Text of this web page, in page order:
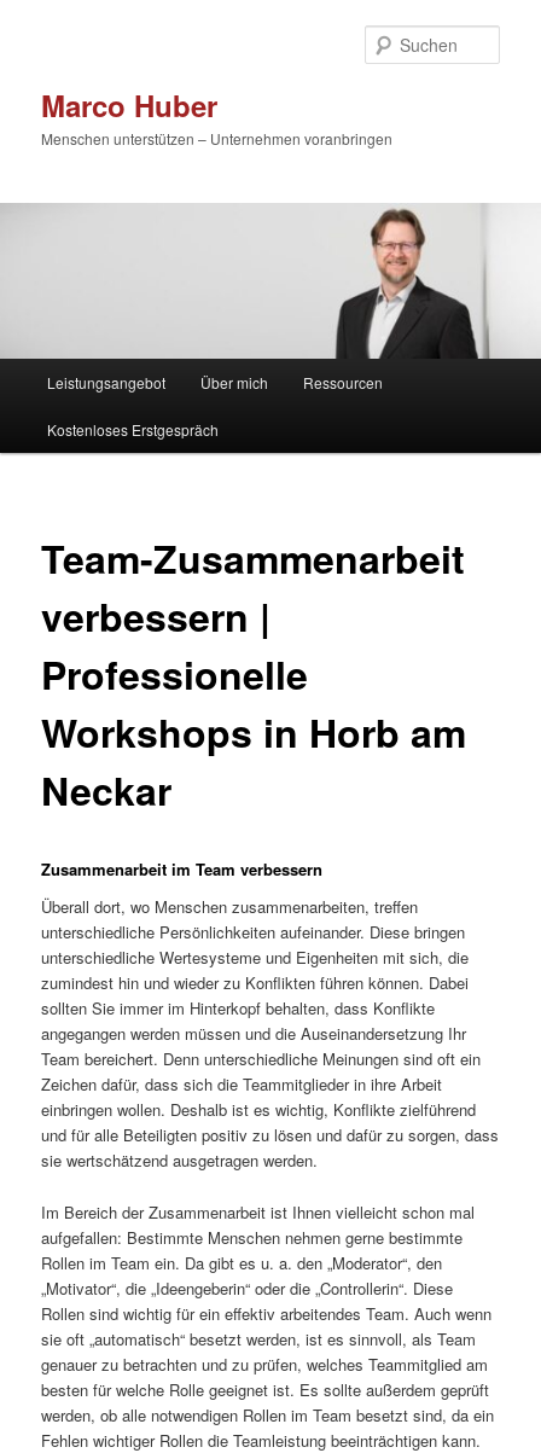
Marco Huber
Menschen unterstützen – Unternehmen voranbringen
Leistungsangebot Über mich Ressourcen
Kostenloses Erstgespräch
Team-Zusammenarbeit
verbessern |
Professionelle
Workshops in Horb am
Neckar
Zusammenarbeit im Team verbessern
Überall dort, wo Menschen zusammenarbeiten, treffen
unterschiedliche Persönlichkeiten aufeinander. Diese bringen
unterschiedliche Wertesysteme und Eigenheiten mit sich, die
zumindest hin und wieder zu Konflikten führen können. Dabei
sollten Sie immer im Hinterkopf behalten, dass Konflikte
angegangen werden müssen und die Auseinandersetzung Ihr
Team bereichert. Denn unterschiedliche Meinungen sind oft ein
Zeichen dafür, dass sich die Teammitglieder in ihre Arbeit
einbringen wollen. Deshalb ist es wichtig, Konflikte zielführend
und für alle Beteiligten positiv zu lösen und dafür zu sorgen, dass
sie wertschätzend ausgetragen werden.
Im Bereich der Zusammenarbeit ist Ihnen vielleicht schon mal
aufgefallen: Bestimmte Menschen nehmen gerne bestimmte
Rollen im Team ein. Da gibt es u. a. den „Moderator“, den
„Motivator“, die „Ideengeberin“ oder die „Controllerin“. Diese
Rollen sind wichtig für ein effektiv arbeitendes Team. Auch wenn
sie oft „automatisch“ besetzt werden, ist es sinnvoll, als Team
genauer zu betrachten und zu prüfen, welches Teammitglied am
besten für welche Rolle geeignet ist. Es sollte außerdem geprüft
werden, ob alle notwendigen Rollen im Team besetzt sind, da ein
Fehlen wichtiger Rollen die Teamleistung beeinträchtigen kann.